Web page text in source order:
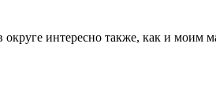
интересно также, как и